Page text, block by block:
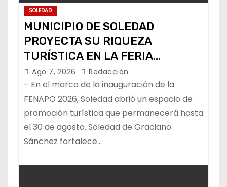
SOLEDAD
MUNICIPIO DE SOLEDAD
PROYECTA SU RIQUEZA
TURÍSTICA EN LA FERIA
NACIONAL POTOSINA
Ago 7, 2026 Redacción
– En el marco de la inauguración de la
FENAPO 2026, Soledad abrió un espacio de
promoción turística que permanecerá hasta
el 30 de agosto. Soledad de Graciano
Sánchez fortalece…